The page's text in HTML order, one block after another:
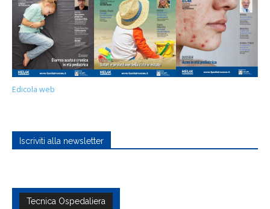
Edicola web
Iscriviti alla newsletter
Tecnica Ospedaliera